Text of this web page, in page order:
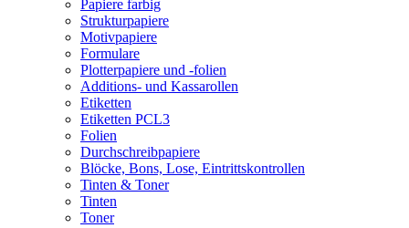
Papiere farbig
Strukturpapiere
Motivpapiere
Formulare
Plotterpapiere und -folien
Additions- und Kassarollen
Etiketten
Etiketten PCL3
Folien
Durchschreibpapiere
Blöcke, Bons, Lose, Eintrittskontrollen
Tinten & Toner
Tinten
Toner